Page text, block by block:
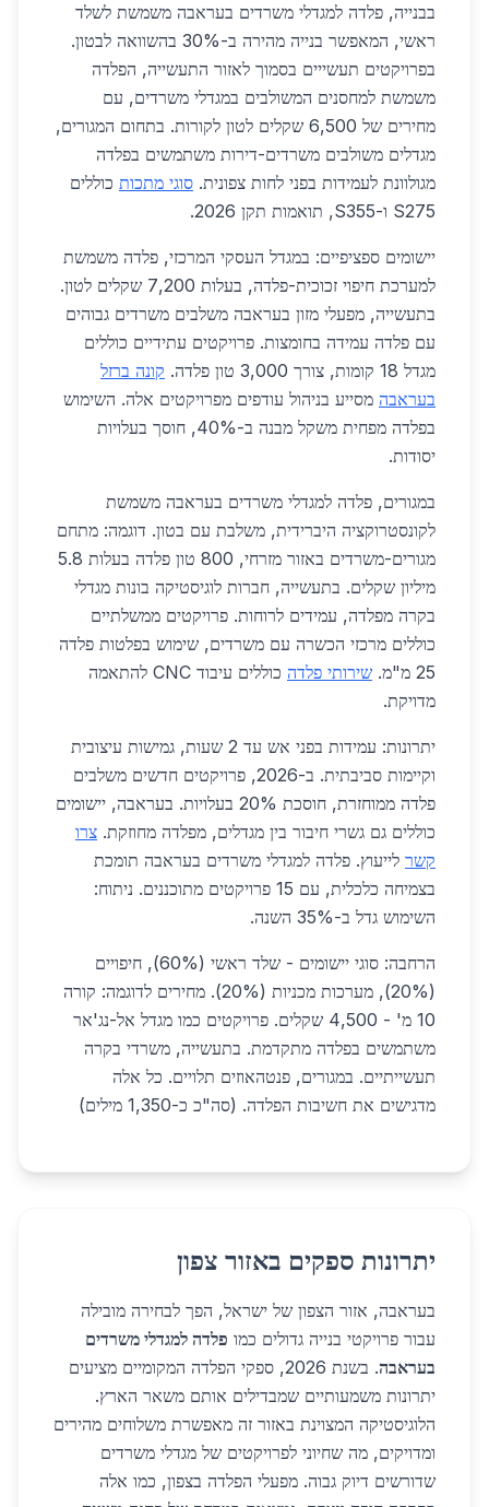
בבנייה, פלדה למגדלי משרדים בעראבה משמשת לשלד
ראשי, המאפשר בנייה מהירה ב-30% בהשוואה לבטון.
בפרויקטים תעשייים בסמוך לאזור התעשייה, הפלדה
משמשת למחסנים המשולבים במגדלי משרדים, עם
מחירים של 6,500 שקלים לטון לקורות. בתחום המגורים,
מגדלים משולבים משרדים-דירות משתמשים בפלדה
מגולוונת לעמידות בפני לחות צפונית. סוגי מתכות כוללים
S275 ו-S355, תואמות תקן 2026.
יישומים ספציפיים: במגדל העסקי המרכזי, פלדה משמשת
למערכת חיפוי זכוכית-פלדה, בעלות 7,200 שקלים לטון.
בתעשייה, מפעלי מזון בעראבה משלבים משרדים גבוהים
עם פלדה עמידה בחומצות. פרויקטים עתידיים כוללים
מגדל 18 קומות, צורך 3,000 טון פלדה.
קונה ברזל
בעראבה מסייע בניהול עודפים מפרויקטים אלה. השימוש
בפלדה מפחית משקל מבנה ב-40%, חוסך בעלויות
יסודות.
במגורים, פלדה למגדלי משרדים בעראבה משמשת
לקונסטרוקציה היברידית, משלבת עם בטון. דוגמה: מתחם
מגורים-משרדים באזור מזרחי, 800 טון פלדה בעלות 5.8
מיליון שקלים. בתעשייה, חברות לוגיסטיקה בונות מגדלי
בקרה מפלדה, עמידים לרוחות. פרויקטים ממשלתיים
כוללים מרכזי הכשרה עם משרדים, שימוש בפלטות פלדה
25 מ"מ.
שירותי פלדה
כוללים עיבוד CNC להתאמה
מדויקת.
יתרונות: עמידות בפני אש עד 2 שעות, גמישות עיצובית
וקיימות סביבתית. ב-2026, פרויקטים חדשים משלבים
פלדה ממוחזרת, חוסכת 20% בעלויות. בעראבה, יישומים
כוללים גם גשרי חיבור בין מגדלים, מפלדה מחוזקת. צרו
קשר לייעוץ. פלדה למגדלי משרדים בעראבה תומכת
בצמיחה כלכלית, עם 15 פרויקטים מתוכננים. ניתוח:
השימוש גדל ב-35% השנה.
הרחבה: סוגי יישומים - שלד ראשי (60%), חיפויים
(20%), מערכות מכניות (20%). מחירים לדוגמה: קורה
10 מ' - 4,500 שקלים. פרויקטים כמו מגדל אל-נג'אר
משתמשים בפלדה מתקדמת. בתעשייה, משרדי בקרה
תעשייתיים. במגורים, פנטהאוזים תלויים. כל אלה
מדגישים את חשיבות הפלדה. (סה"כ כ-1,350 מילים)
יתרונות ספקים באזור צפון
בעראבה, אזור הצפון של ישראל, הפך לבחירה מובילה
עבור פרויקטי בנייה גדולים כמו פלדה למגדלי משרדים
בעראבה
. בשנת 2026, ספקי הפלדה המקומיים מציעים
יתרונות משמעותיים שמבדילים אותם משאר הארץ.
הלוגיסטיקה המצוינת באזור זה מאפשרת משלוחים מהירים
ומדויקים, מה שחיוני לפרויקטים של מגדלי משרדים
שדורשים דיוק גבוה. מפעלי הפלדה בצפון, כמו אלה